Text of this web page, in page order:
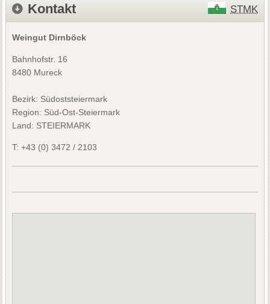
Kontakt STMK
Weingut Dirnböck
Bahnhofstr. 16
8480 Mureck
Bezirk: Südoststeiermark
Region: Süd-Ost-Steiermark
Land: STEIERMARK
T: +43 (0) 3472 / 2103